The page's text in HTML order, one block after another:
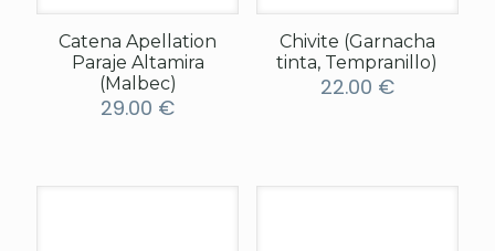
Catena Apellation
Paraje Altamira
(Malbec)
29.00 €
Chivite (Garnacha
tinta, Tempranillo)
22.00 €